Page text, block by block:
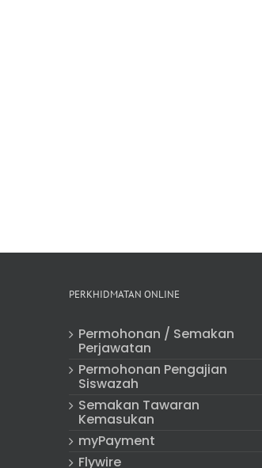
PERKHIDMATAN ONLINE
Permohonan / Semakan
Perjawatan
Permohonan Pengajian
Siswazah
Semakan Tawaran
Kemasukan
myPayment
Flywire